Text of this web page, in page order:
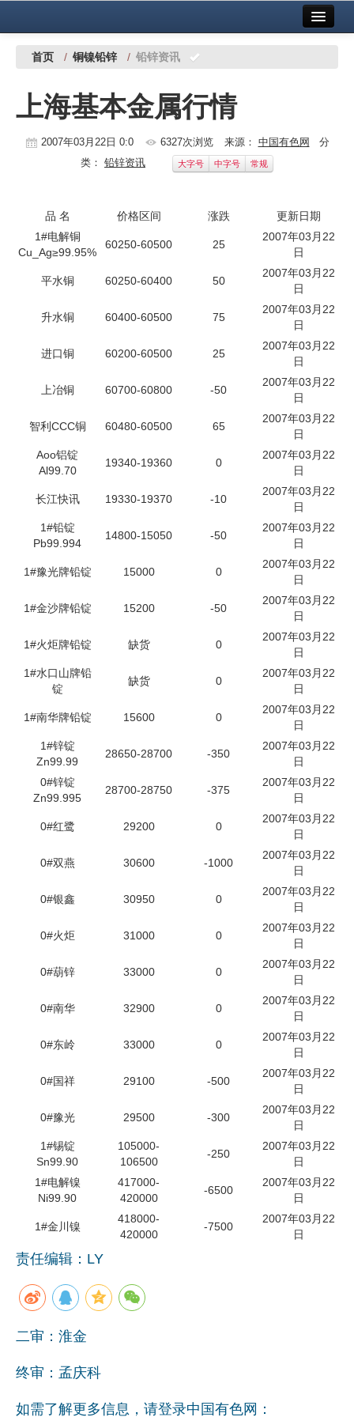
中国有色金属报社主办 广告服务
铜镍铅锌
铝
有色市场
科技
镁钛
地矿 建设
数字报
首页 / 铜镍铅锌 / 铅锌资讯
上海基本金属行情
2007年03月22日 0:0 6327次浏览 来源： 中国有色网 分
类： 铅锌资讯 大字号 中字号 常规
品 名 价格区间 涨跌
更新日期
1#电解铜
Cu_Ag≥99.95%
60250-60500 25
2007年03月22
日
平水铜 60250-60400 50
2007年03月22
日
升水铜 60400-60500 75
2007年03月22
日
进口铜 60200-60500 25
2007年03月22
日
上冶铜 60700-60800 -50
2007年03月22
日
智利CCC铜 60480-60500 65
2007年03月22
日
Aoo铝锭
Al99.70
19340-19360 0
2007年03月22
日
长江快讯 19330-19370 -10
2007年03月22
日
1#铅锭
Pb99.994
14800-15050 -50
2007年03月22
日
1#豫光牌铅锭 15000 0
2007年03月22
日
1#金沙牌铅锭 15200 -50
2007年03月22
日
1#火炬牌铅锭 缺货 0
2007年03月22
日
1#水口山牌铅
锭
缺货 0
2007年03月22
日
1#南华牌铅锭 15600 0
2007年03月22
日
1#锌锭
Zn99.99
28650-28700 -350
2007年03月22
日
0#锌锭
Zn99.995
28700-28750 -375
2007年03月22
日
0#红鹭 29200 0
2007年03月22
日
0#双燕 30600 -1000
2007年03月22
日
0#银鑫 30950 0
2007年03月22
日
0#火炬 31000 0
2007年03月22
日
0#葫锌 33000 0
2007年03月22
日
0#南华 32900 0
2007年03月22
日
0#东岭 33000 0
2007年03月22
日
0#国祥 29100 -500
2007年03月22
日
0#豫光 29500 -300
2007年03月22
日
1#锡锭
Sn99.90
105000-
106500
-250
2007年03月22
日
1#电解镍
Ni99.90
417000-
420000
-6500
2007年03月22
日
1#金川镍
418000-
420000
-7500
2007年03月22
日
责任编辑：LY
二审：淮金
终审：孟庆科
如需了解更多信息，请登录中国有色网：